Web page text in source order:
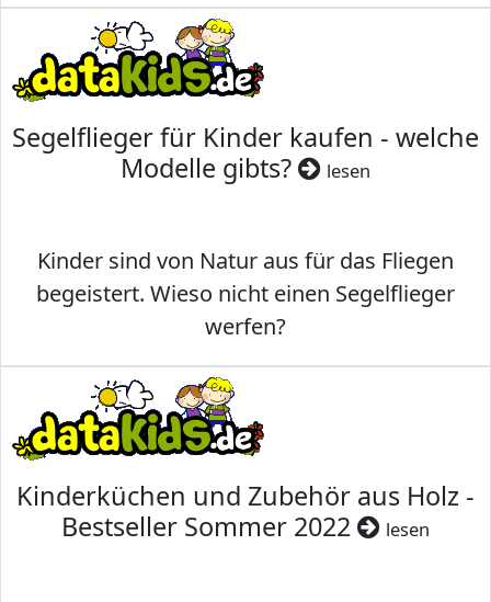
Segelflieger für Kinder kaufen - welche
Modelle gibts?
lesen
Kinder sind von Natur aus für das Fliegen
begeistert. Wieso nicht einen Segelflieger
werfen?
Kinderküchen und Zubehör aus Holz -
Bestseller Sommer 2022
lesen